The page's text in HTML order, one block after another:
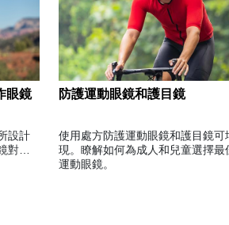
眼鏡
設計
對於
防護運動眼鏡和護目鏡
使用處方防護運動眼鏡和護目鏡可
現。瞭解如何為成人和兒童選擇最
運動眼鏡。